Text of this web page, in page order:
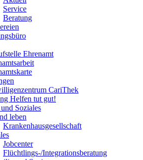
Service
Beratung
Ehrenamt
CariThek
Helfen tut gut!
Soziales
leben
Krankenhausgesellschaft
Jobcenter
Flüchtlings-/Integrationsberatung